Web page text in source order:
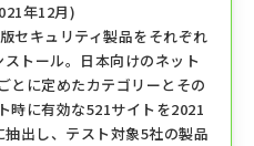
年12⽉)
セキュリティ製品をそれぞれ
トール。⽇本向けのネット
とに定めたカテゴリーとその
時に有効な521サイトを2021
出し、テスト対象5社の製品